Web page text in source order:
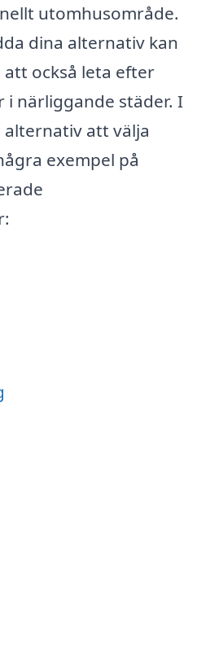
utomhusområde.
dina alternativ kan
också leta efter
i närliggande städer. I
att välja
exempel på